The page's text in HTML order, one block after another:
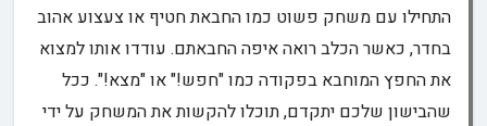
התחילו עם משחק פשוט כמו החבאת חטיף או צעצוע אהוב
בחדר, כאשר הכלב רואה איפה החבאתם. עודדו אותו למצוא
את החפץ המוחבא בפקודה כמו "חפש!" או "מצא!". ככל
שהבישון שלכם יתקדם, תוכלו להקשות את המשחק על ידי